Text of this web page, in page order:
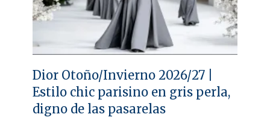
Dior Otoño/Invierno 2026/27 |
Estilo chic parisino en gris perla,
digno de las pasarelas